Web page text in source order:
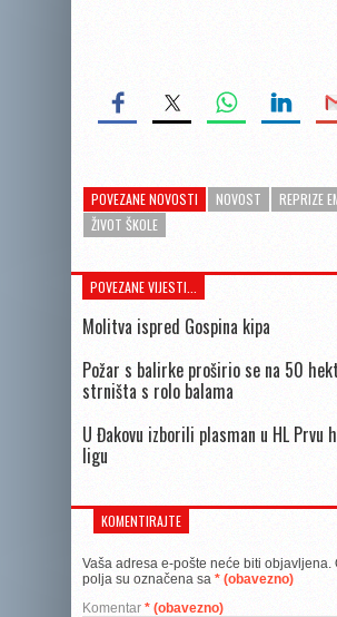
POVEZANE NOVOSTI NOVOST
REPRIZE
ŽIVOT ŠKOLE
POVEZANE VIJESTI...
Molitva ispred Gospina kipa
Požar s balirke proširio se na 50
strništa s rolo balama
U Đakovu izborili plasman u HL Prvu
ligu
KOMENTIRAJTE
Vaša adresa e-pošte neće biti objavljena.
polja su označena sa * (obavezno)
Komentar * (obavezno)